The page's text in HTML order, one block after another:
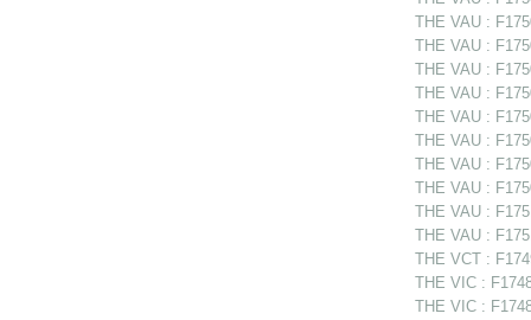
THE VAU :
THE VAU :
THE VAU :
THE VAU :
THE VAU :
THE VAU :
THE VAU :
THE VAU :
THE VAU :
THE VAU :
THE VCT :
THE VIC :
THE VIC :